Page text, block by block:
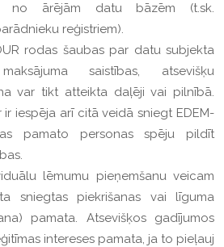
no ārējām datu bāzēm (t.sk.
reģistriem).
rodas šaubas par datu subjekta
saistības, atsevišķu
var tikt atteikta daļēji vai pilnībā.
iespēja arī citā veidā sniegt EDEM-
pamato personas spēju pildīt
lēmumu pieņemšanu veicam
sniegtas piekrišanas vai līguma
pamata. Atsevišķos gadījumos
intereses pamata, ja to pieļauj